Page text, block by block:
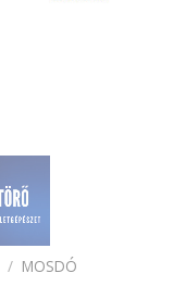
/ MOSDÓ